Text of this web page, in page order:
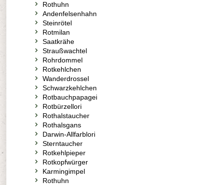
Rothuhn
Andenfelsenhahn
Steinrötel
Rotmilan
Saatkrähe
Straußwachtel
Rohrdommel
Rotkehlchen
Wanderdrossel
Schwarzkehlchen
Rotbauchpapagei
Rotbürzellori
Rothalstaucher
Rothalsgans
Darwin-Allfarblori
Sterntaucher
Rotkehlpieper
Rotkopfwürger
Karmingimpel
Rothuhn